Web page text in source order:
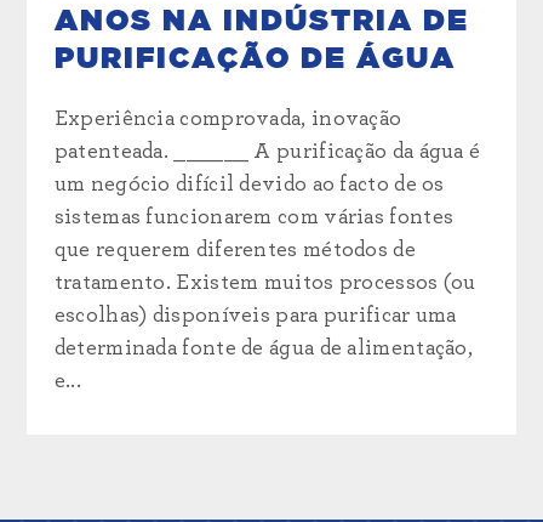
ANOS NA INDÚSTRIA DE
PURIFICAÇÃO DE ÁGUA
Experiência comprovada, inovação
patenteada. ______ A purificação da água é
um negócio difícil devido ao facto de os
sistemas funcionarem com várias fontes
que requerem diferentes métodos de
tratamento. Existem muitos processos (ou
escolhas) disponíveis para purificar uma
determinada fonte de água de alimentação,
e...